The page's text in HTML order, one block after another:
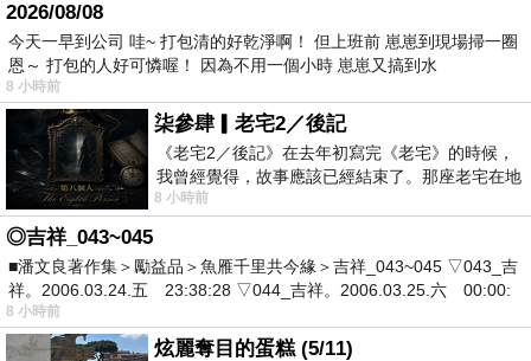
2026/08/08
今天一早到公司 哇~ 打包清的好乾淨啊！ 但上班前 崽崽到現場掃一圈
恩～ 打包的人好可憐喔！ 因為不用一個小時 崽崽又搞到水
8 小時前
柒參肆▎老宅2／後記
《老宅2／後記》在去年初寫完《老宅》的時候，
我曾經覺得，故事應該已經結束了。那座老宅在地
震中倒塌，七個人終於離開那片黑暗，
8 小時前
◎吉祥_043~045
■潘文良著作集＞勵益品＞魚雁千里共今緣＞吉祥_043~045 ▽043_吉
祥。2006.03.24.五 23:38:28 ▽044_吉祥。2006.03.25.六 00:00:
8 小時前
炫麗奪目的蛋糕 (5/11)